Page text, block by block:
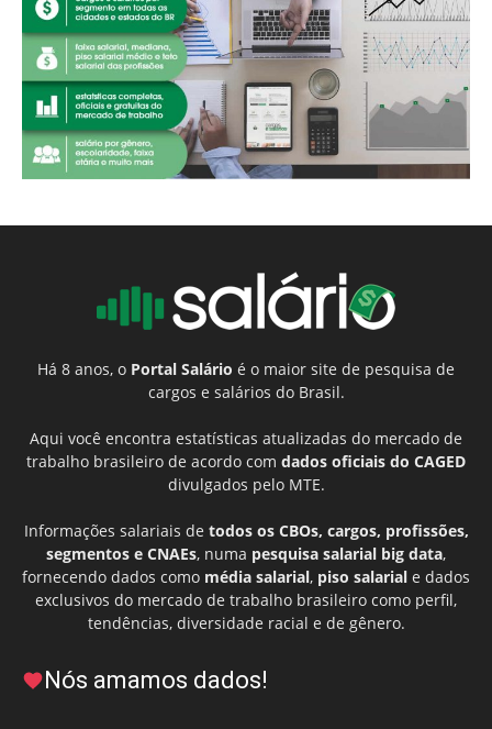
Há 8 anos, o Portal Salário é o maior site de pesquisa de
cargos e salários do Brasil.
Aqui você encontra estatísticas atualizadas do mercado de
trabalho brasileiro de acordo com dados oficiais do CAGED
divulgados pelo MTE.
Informações salariais de todos os CBOs, cargos, profissões,
segmentos e CNAEs, numa pesquisa salarial big data,
fornecendo dados como média salarial, piso salarial e dados
exclusivos do mercado de trabalho brasileiro como perfil,
tendências, diversidade racial e de gênero.
Nós amamos dados!